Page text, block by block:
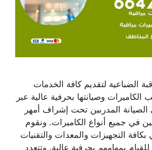
الضباعية لتقديم كافة الخدمات
الكاميرات وصيانتها بحرفية عالية عبر
المدربين تحت إشراف أمهر
في جميع أنواع الكاميرات. ونقوم
بكافة التجهيزات والمعدات والتقنيات
بمهامهم بحرفية عالية. وتتعدد